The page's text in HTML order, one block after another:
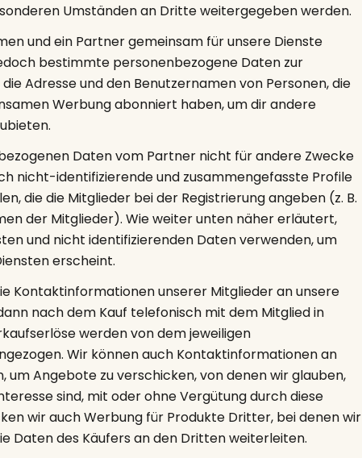
Umständen an Dritte weitergegeben werden.
und ein Partner gemeinsam für unsere Dienste
bestimmte personenbezogene Daten zur
Adresse und den Benutzernamen von Personen, die
Werbung abonniert haben, um dir andere
Daten vom Partner nicht für andere Zwecke
nicht-identifizierende und zusammengefasste Profile
die die Mitglieder bei der Registrierung angeben (z. B.
der Mitglieder). Wie weiter unten näher erläutert,
und nicht identifizierenden Daten verwenden, um
erscheint.
Kontaktinformationen unserer Mitglieder an unsere
nach dem Kauf telefonisch mit dem Mitglied in
werden von dem jeweiligen
Wir können auch Kontaktinformationen an
Angebote zu verschicken, von denen wir glauben,
sind, mit oder ohne Vergütung durch diese
wir auch Werbung für Produkte Dritter, bei denen wir
Daten des Käufers an den Dritten weiterleiten.